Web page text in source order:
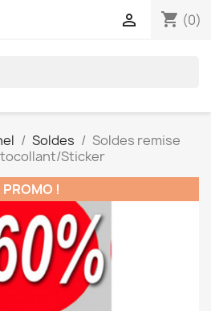
shopping_cart (0)

Soldes
Soldes remise
Sticker
PROMO !